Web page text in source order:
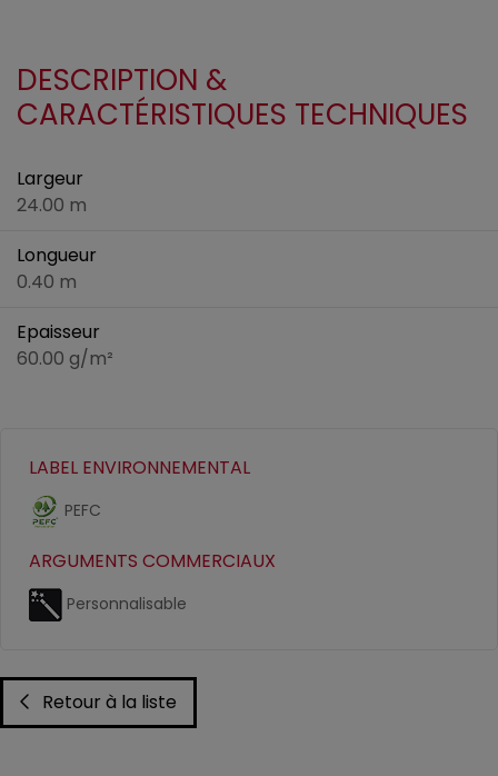
DESCRIPTION &
CARACTÉRISTIQUES TECHNIQUES
Largeur
24.00 m
Longueur
0.40 m
Epaisseur
60.00 g/m²
LABEL ENVIRONNEMENTAL
PEFC
ARGUMENTS COMMERCIAUX
Personnalisable
Retour à la liste